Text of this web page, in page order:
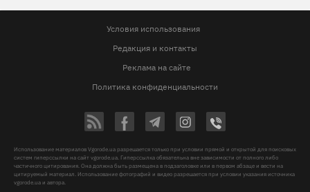
Условия использования
Редакция и контакты
Реклама на сайте
Политика конфиденциальности
Использование материалов Vgorode.ua разрешается только при условии прямой и открытой для поисковых
систем гиперссылки на сайт vgorode.ua. Гиперссылка обязательна вне зависимости от полного либо
частичного цитирования. Она должна быть размещена в подзаголовке или в первом абзаце и вести на
цитируемый материал. Использование фотографий и видео разрешается при условии указания источника
vgorode.ua и автора.